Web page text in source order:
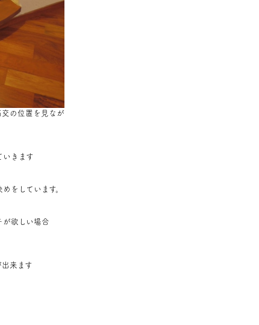
の位置を見なが
きます
をしています。
が欲しい場合
来ます